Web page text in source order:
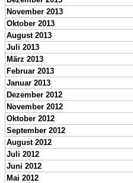
November 2013
Oktober 2013
August 2013
Juli 2013
März 2013
Februar 2013
Januar 2013
Dezember 2012
November 2012
Oktober 2012
September 2012
August 2012
Juli 2012
Juni 2012
Mai 2012